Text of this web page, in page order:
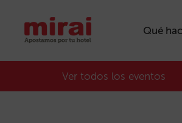
Qué
Ver todos los eventos